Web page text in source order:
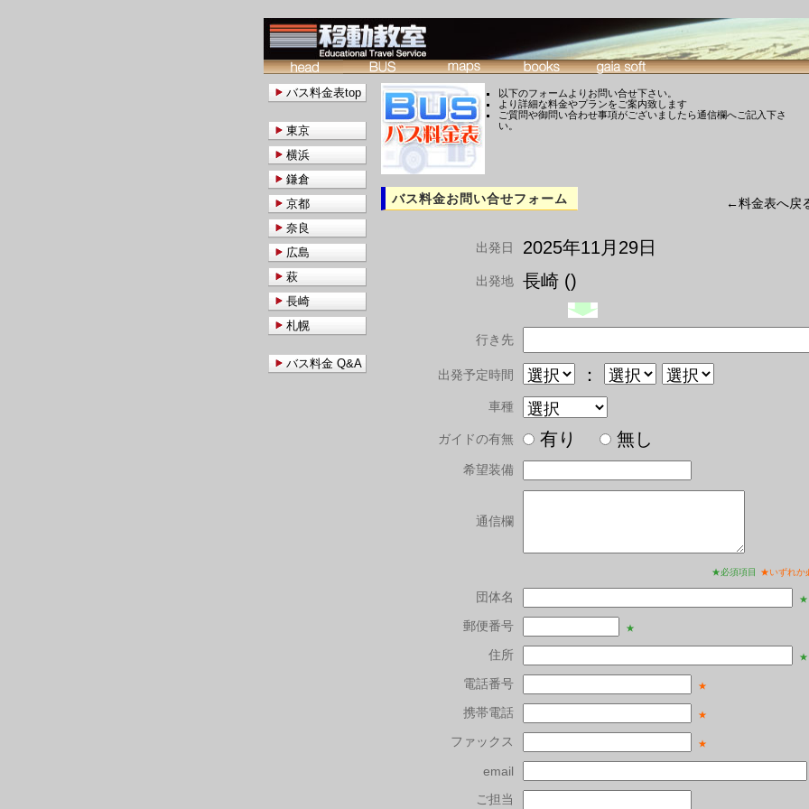
以下のフォームよりお問い合せ下さい。
より詳細な料金やプランをご案内致します
ご質問や御問い合わせ事項がございましたら通信欄へご記入下さ
い。
バス料金お問い合せフォーム ←料金表へ戻
出発日 2025年11月29日
出発地 長崎 ()
行き先
出発予定時間 ：
車種
ガイドの有無 有り 無し
希望装備
通信欄
★必須項目 ★いずれか
団体名 ★
郵便番号 ★
住所 ★
電話番号 ★
携帯電話 ★
ファックス ★
email
ご担当
バス料金表top
東京
横浜
鎌倉
京都
奈良
広島
萩
長崎
札幌
バス料金 Q&A